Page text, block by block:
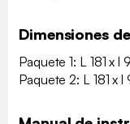
Dimensiones
Paquete 1: L 181 x
Paquete 2: L 181 x